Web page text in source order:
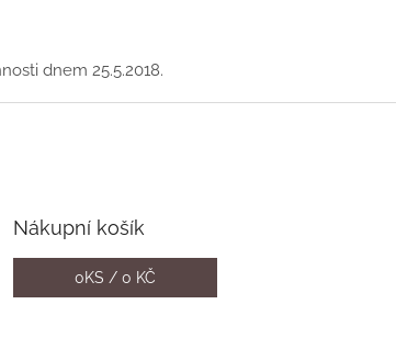
dnem 25.5.2018.
Nákupní košík
0KS / 0 KČ